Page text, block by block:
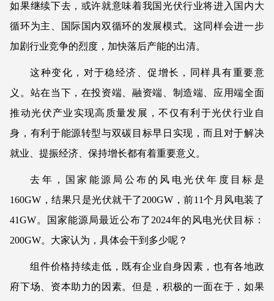
如果继续下去，或许就意味着我国 光伏行业将进入国内大
循环为主、国际国内双循环的发展模式。这同样会进一步
加剧行业竞争的烈度，加快落后产能的出清。
这种变化，对于稳经济、促增长，同样具有重要意
义。站在当下，在投资端、融资端、制造端、应用端全面
推动光伏产业实现高质量发展，不仅有利于光伏行业自
身，有利于能源转型与双碳目标早日实现，而且对于解决
就业、提振经济、保持增长都有着重要意义。
去年，国家能源局公布的风电光伏年度目标是
160GW，结果只是光伏就干了200GW，前11个月风电装了
41GW。国家能源局最近公布了2024年的风电光伏目标：
200GW。大家认为，具体会干到多少呢？
组件价格持续走低，既有企业自身因素，也有各地政
府下场、资本助力的因素。但是，积极的一面在于，如果